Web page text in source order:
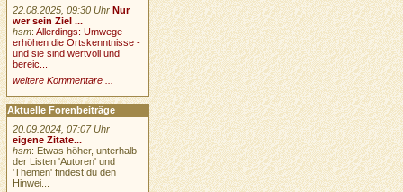
22.08.2025, 09:30 Uhr Nur
wer sein Ziel ...
hsm:Allerdings: Umwege
erhöhen die Ortskenntnisse -
und sie sind wertvoll und
bereic...
weitere Kommentare ...
Aktuelle Forenbeiträge
20.09.2024, 07:07 Uhr
eigene Zitate...
hsm: Etwas höher, unterhalb
der Listen 'Autoren' und
'Themen' findest du den
Hinwei...